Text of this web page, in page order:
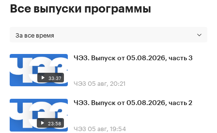
Все выпуски программы
За все время
33:37
ЧЭЗ. Выпуск от 05.08.2026, часть 3
ЧЭЗ 05 авг, 20:21
23:58
ЧЭЗ. Выпуск от 05.08.2026, часть 2
ЧЭЗ 05 авг, 19:54